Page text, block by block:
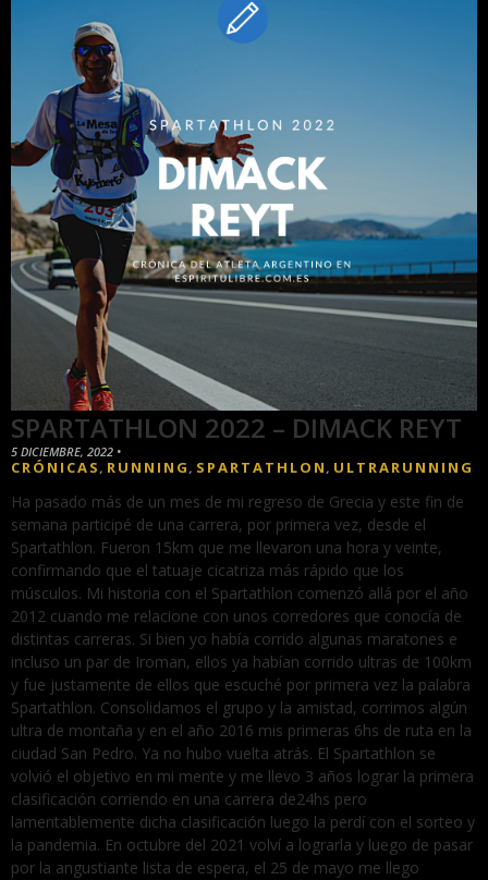
SPARTATHLON 2022 – DIMACK REYT
5 DICIEMBRE, 2022 •
CRÓNICAS , RUNNING , SPARTATHLON , ULTRARUNNING
Ha pasado más de un mes de mi regreso de Grecia y este fin de
semana participé de una carrera, por primera vez, desde el
Spartathlon. Fueron 15km que me llevaron una hora y veinte,
confirmando que el tatuaje cicatriza más rápido que los
músculos. Mi historia con el Spartathlon comenzó allá por el año
2012 cuando me relacione con unos corredores que conocía de
distintas carreras. Si bien yo había corrido algunas maratones e
incluso un par de Iroman, ellos ya habían corrido ultras de 100km
y fue justamente de ellos que escuché por primera vez la palabra
Spartathlon. Consolidamos el grupo y la amistad, corrimos algún
ultra de montaña y en el año 2016 mis primeras 6hs de ruta en la
ciudad San Pedro. Ya no hubo vuelta atrás. El Spartathlon se
volvió el objetivo en mi mente y me llevo 3 años lograr la primera
clasificación corriendo en una carrera de24hs pero
lamentablemente dicha clasificación luego la perdí con el sorteo y
la pandemia. En octubre del 2021 volví a lograrla y luego de pasar
por la angustiante lista de espera, el 25 de mayo me llego